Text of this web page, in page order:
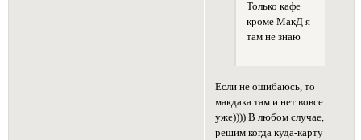
Только кафе
кроме МакД я
там не знаю
Если не ошибаюсь, то
макдака там и нет вовсе
уже)))) В любом случае,
решим когда куда-карту